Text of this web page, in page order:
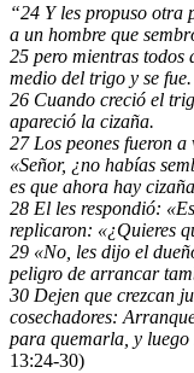
“24 Y les propuso otra
a un hombre que
25 pero mientras todos
medio del trigo y se fue.
26 Cuando creció el
apareció la cizaña.
27 Los peones fueron
«Señor, ¿no habías
es que ahora hay
28 El les respondió:
replicaron: «¿Quieres
29 «No, les dijo el
peligro de arrancar
30 Dejen que crezcan
cosechadores:
para quemarla, y
13:24-30)